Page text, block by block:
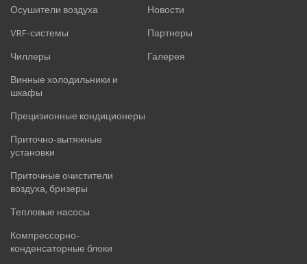
Осушители воздуха
VRF-системы
Чиллеры
Винные холодильники и
шкафы
Прецизионные кондиционеры
Приточно-вытяжные
установки
Приточные очистители
воздуха, бризеры
Тепловые насосы
Компрессорно-
конденсаторные блоки
Новости
Партнеры
Галерея